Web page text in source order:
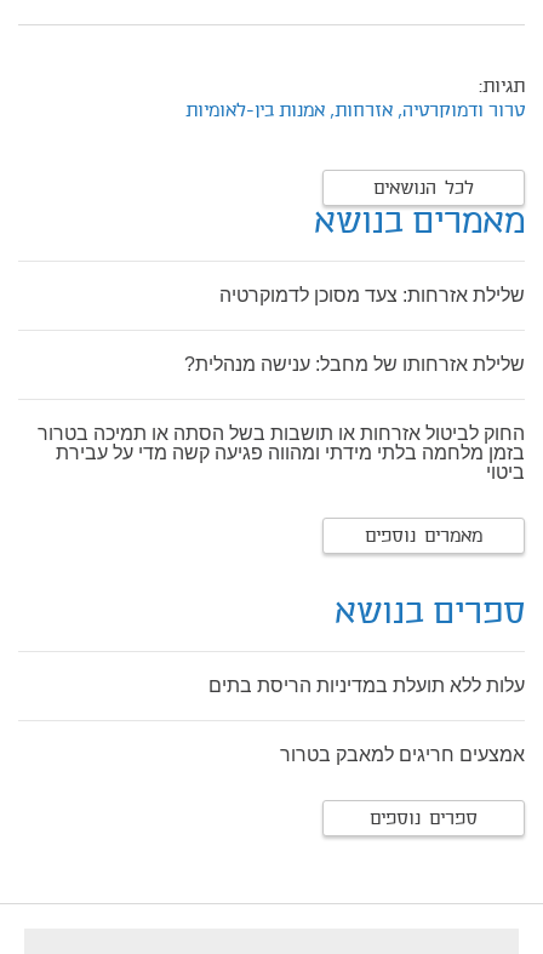
תגיות:
טרור ודמוקרטיה, אזרחות, אמנות בין-לאומיות
לכל הנושאים
מאמרים בנושא
שלילת אזרחות: צעד מסוכן לדמוקרטיה
שלילת אזרחותו של מחבל: ענישה מנהלית?
החוק לביטול אזרחות או תושבות בשל הסתה או תמיכה בטרור
בזמן מלחמה בלתי מידתי ומהווה פגיעה קשה מדי על עבירת
ביטוי
מאמרים נוספים
ספרים בנושא
עלות ללא תועלת במדיניות הריסת בתים
אמצעים חריגים למאבק בטרור
ספרים נוספים